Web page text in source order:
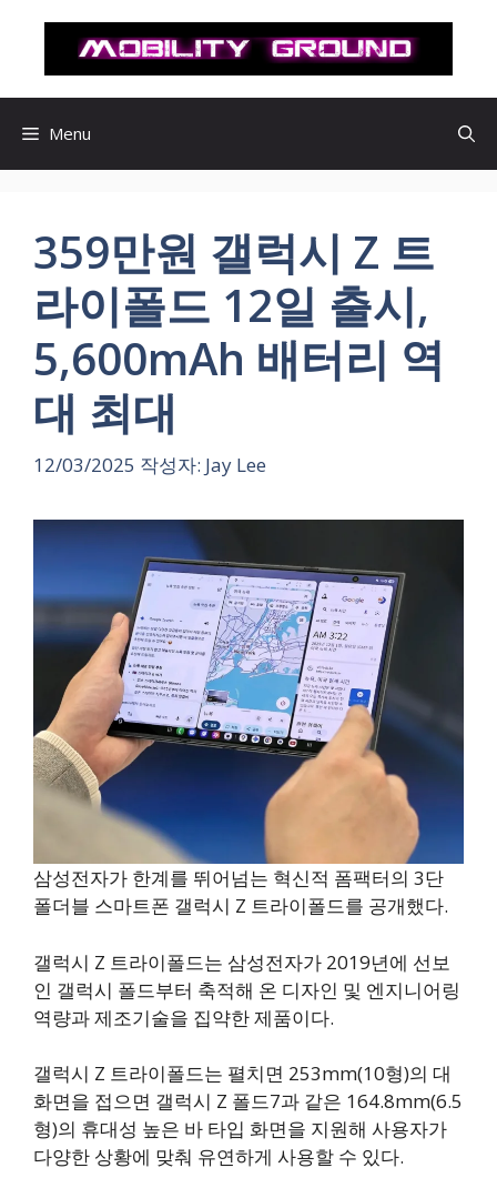
로
Menu
359만원 갤럭시 Z 트
라이폴드 12일 출시,
5,600mAh 배터리 역
대 최대
12/03/2025 작성자: Jay Lee
삼성전자가 한계를 뛰어넘는 혁신적 폼팩터의 3단
폴더블 스마트폰 갤럭시 Z 트라이폴드를 공개했다.
갤럭시 Z 트라이폴드는 삼성전자가 2019년에 선보
인 갤럭시 폴드부터 축적해 온 디자인 및 엔지니어링
역량과 제조기술을 집약한 제품이다.
갤럭시 Z 트라이폴드는 펼치면 253mm(10형)의 대
화면을 접으면 갤럭시 Z 폴드7과 같은 164.8mm(6.5
형)의 휴대성 높은 바 타입 화면을 지원해 사용자가
다양한 상황에 맞춰 유연하게 사용할 수 있다.